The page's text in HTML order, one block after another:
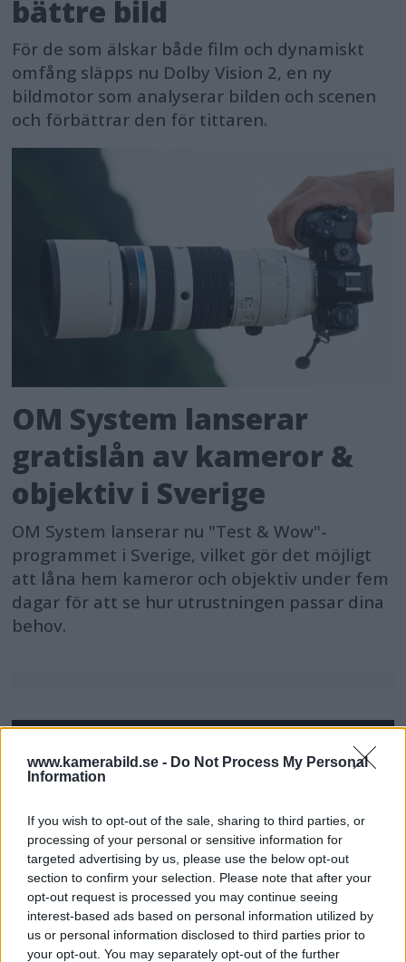
www.kamerabild.se - Do Not Process My Personal
Information
If you wish to opt-out of the sale, sharing to third parties, or
processing of your personal or sensitive information for
targeted advertising by us, please use the below opt-out
section to confirm your selection. Please note that after your
opt-out request is processed you may continue seeing
interest-based ads based on personal information utilized by
us or personal information disclosed to third parties prior to
your opt-out. You may separately opt-out of the further
bättre bild
För de som älskar både film och dynamiskt
omfång släpps nu Dolby Vision 2, en ny
bildmotor som analyserar bilden och scenen
och förbättrar den för tittaren.
OM System lanserar
gratislån av kameror &
objektiv i Sverige
OM System lanserar nu "Test & Wow"-
programmet i Sverige, vilket gör det möjligt
att låna hem kameror och objektiv under fem
dagar för att se hur utrustningen passar dina
behov.
Log 2 & 3x optisk zoom
Sony lägger bud på
Tamron – kan vara värt
12 miljarder kronor